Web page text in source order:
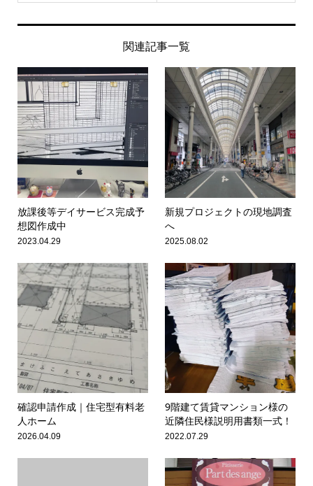
関連記事一覧
放課後等デイサービス完成予
想図作成中
2023.04.29
新規プロジェクトの現地調査
へ
2025.08.02
確認申請作成｜住宅型有料老
人ホーム
2026.04.09
9階建て賃貸マンション様の
近隣住民様説明用書類一式！
2022.07.29